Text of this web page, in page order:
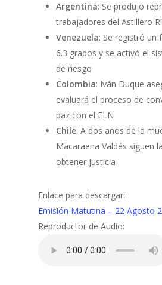
Argentina: Se produjo
trabajadores del Astillero
Venezuela: Se registró un
6.3 grados y se activó el
de riesgo
Colombia: Iván Duque
evaluará el proceso de
paz con el ELN
Chile: A dos años de la
Macaraena Valdés siguen
obtener justicia
Enlace para descargar:
Emisión Matutina – 22 Agosto
Reproductor de Audio: